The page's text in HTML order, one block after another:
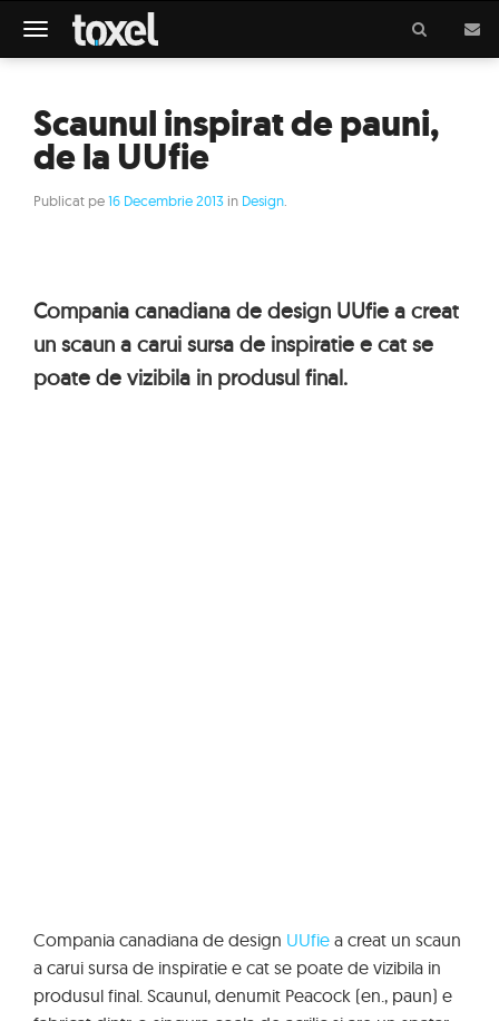
Meniu
Scaunul inspirat de pauni,
de la UUfie
Publicat pe16 Decembrie 2013 in Design
Compania canadiana de design UUfie a creat
un scaun a carui sursa de inspiratie e cat se
poate de vizibila in produsul final.
Compania canadiana de design UUfie a creat un scaun
a carui sursa de inspiratie e cat se poate de vizibila in
produsul final. Scaunul, denumit Peacock (en., paun) e